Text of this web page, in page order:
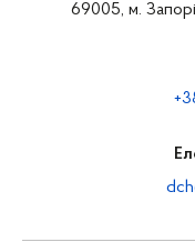
69005, м.